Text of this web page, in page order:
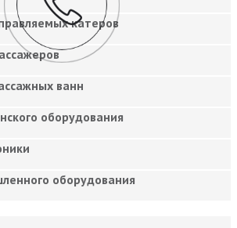
катеров
ванн
оборудования
оборудования